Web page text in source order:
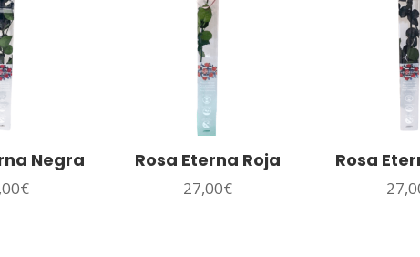
Negra
€
Rosa Eterna Roja
27,00€
Rosa